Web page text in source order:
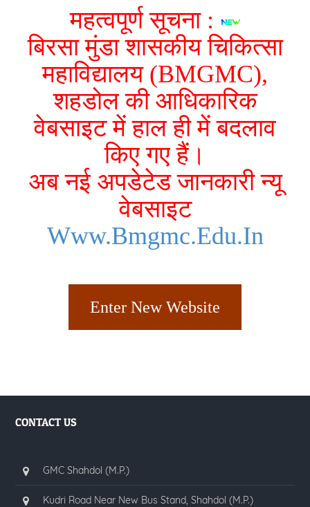
महत्वपूर्ण सूचना :
बिरसा मुंडा शासकीय चिकित्सा
महाविद्यालय (BMGMC),
शहडोल की आधिकारिक
वेबसाइट में हाल ही में बदलाव
किए गए हैं।
अब नई अपडेटेड जानकारी न्यू
वेबसाइट
Www.bmgmc.edu.in
Enter New Website
CONTACT US
GMC Shahdol (M.P.)
Kudri Road Near New Bus Stand, Shahdol (M.P.)